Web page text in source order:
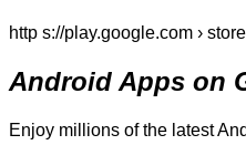
http s://play.google.com ›
Android Apps on
Enjoy millions of the latest